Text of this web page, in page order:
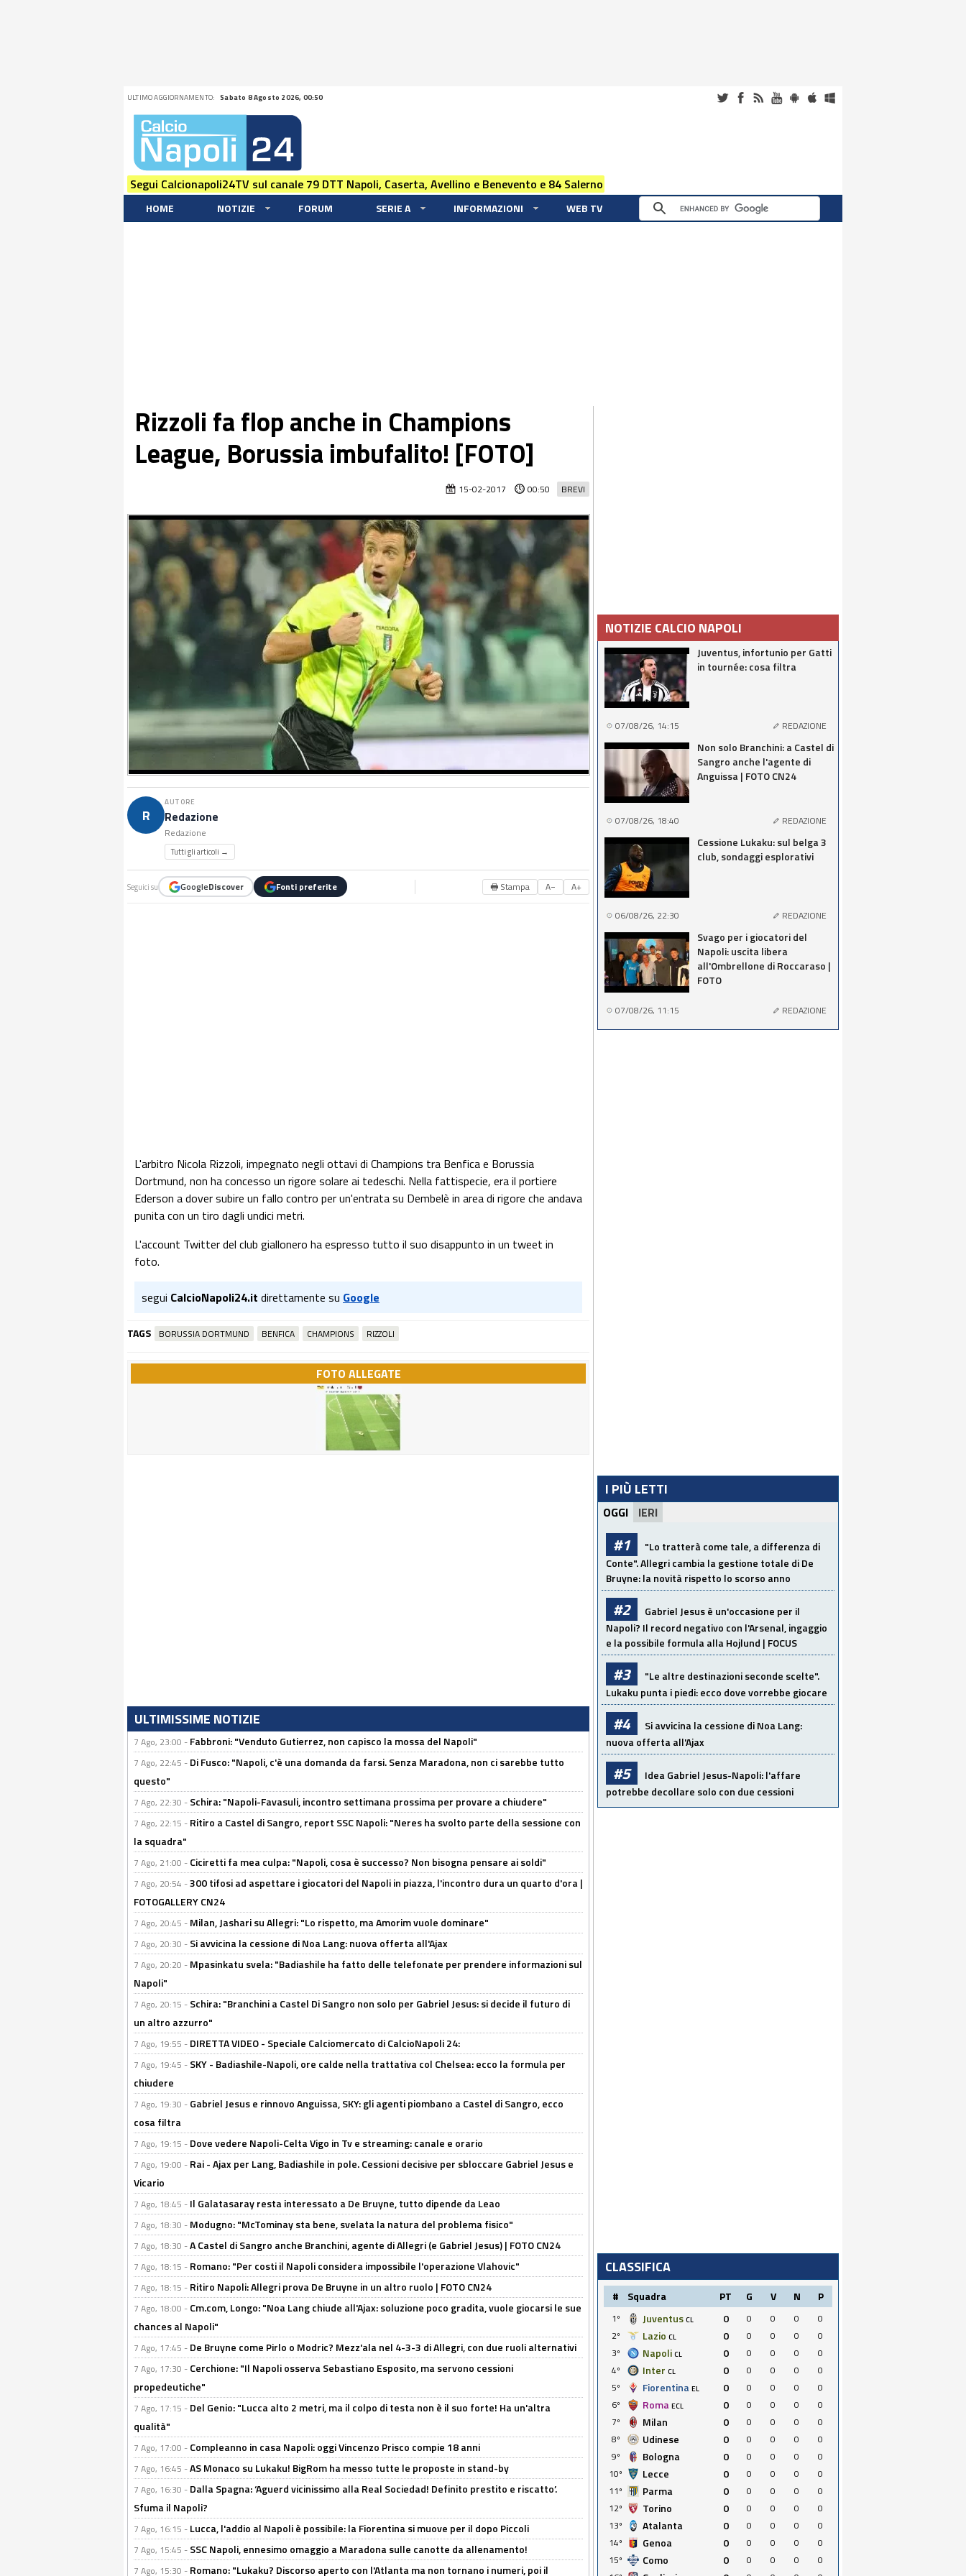
ULTIMO AGGIORNAMENTO: Sabato 8 Agosto 2026, 00:50
Segui Calcionapoli24TV sul canale 79 DTT Napoli, Caserta, Avellino e Benevento e 84 Salerno
HOME NOTIZIE FORUM SERIE A INFORMAZIONI WEB TV
Rizzoli fa flop anche in Champions
League, Borussia imbufalito! [FOTO]
BREVI
15-02-2017 00:50
R
AUTORE
Redazione
Redazione
Tutti gli articoli →
Seguici su GoogleDiscover Fonti preferite 🖶 Stampa A− A+
L'arbitro Nicola Rizzoli, impegnato negli ottavi di Champions tra Benfica e Borussia
Dortmund, non ha concesso un rigore solare ai tedeschi. Nella fattispecie, era il portiere
Ederson a dover subire un fallo contro per un'entrata su Dembelè in area di rigore che andava
punita con un tiro dagli undici metri.
L'account Twitter del club giallonero ha espresso tutto il suo disappunto in un tweet in
foto.
segui CalcioNapoli24.it direttamente su Google
TAGS BORUSSIA DORTMUND BENFICA CHAMPIONS RIZZOLI
FOTO ALLEGATE
ULTIMISSIME NOTIZIE
7 Ago, 23:00 - Fabbroni: "Venduto Gutierrez, non capisco la mossa del Napoli"
7 Ago, 22:45 - Di Fusco: "Napoli, c'è una domanda da farsi. Senza Maradona, non ci sarebbe tutto
questo"
7 Ago, 22:30 - Schira: "Napoli-Favasuli, incontro settimana prossima per provare a chiudere"
7 Ago, 22:15 - Ritiro a Castel di Sangro, report SSC Napoli: "Neres ha svolto parte della sessione con
la squadra"
7 Ago, 21:00 - Ciciretti fa mea culpa: "Napoli, cosa è successo? Non bisogna pensare ai soldi"
7 Ago, 20:54 -300 tifosi ad aspettare i giocatori del Napoli in piazza, l'incontro dura un quarto d'ora |
FOTOGALLERY CN24
7 Ago, 20:45 - Milan, Jashari su Allegri: "Lo rispetto, ma Amorim vuole dominare"
7 Ago, 20:30 - Si avvicina la cessione di Noa Lang: nuova offerta all'Ajax
7 Ago, 20:20 - Mpasinkatu svela: "Badiashile ha fatto delle telefonate per prendere informazioni sul
Napoli"
7 Ago, 20:15 - Schira: "Branchini a Castel Di Sangro non solo per Gabriel Jesus: si decide il futuro di
un altro azzurro"
7 Ago, 19:55 - DIRETTA VIDEO - Speciale Calciomercato di CalcioNapoli 24:
7 Ago, 19:45 - SKY - Badiashile-Napoli, ore calde nella trattativa col Chelsea: ecco la formula per
chiudere
7 Ago, 19:30 - Gabriel Jesus e rinnovo Anguissa, SKY: gli agenti piombano a Castel di Sangro, ecco
cosa filtra
7 Ago, 19:15 - Dove vedere Napoli-Celta Vigo in Tv e streaming: canale e orario
7 Ago, 19:00 - Rai - Ajax per Lang, Badiashile in pole. Cessioni decisive per sbloccare Gabriel Jesus e
Vicario
7 Ago, 18:45 - Il Galatasaray resta interessato a De Bruyne, tutto dipende da Leao
7 Ago, 18:30 - Modugno: "McTominay sta bene, svelata la natura del problema fisico"
7 Ago, 18:30 -A Castel di Sangro anche Branchini, agente di Allegri (e Gabriel Jesus) | FOTO CN24
7 Ago, 18:15 - Romano: "Per costi il Napoli considera impossibile l'operazione Vlahovic"
7 Ago, 18:15 - Ritiro Napoli: Allegri prova De Bruyne in un altro ruolo | FOTO CN24
7 Ago, 18:00 - Cm.com, Longo: "Noa Lang chiude all'Ajax: soluzione poco gradita, vuole giocarsi le sue
chances al Napoli"
7 Ago, 17:45 - De Bruyne come Pirlo o Modric? Mezz'ala nel 4-3-3 di Allegri, con due ruoli alternativi
7 Ago, 17:30 - Cerchione: "Il Napoli osserva Sebastiano Esposito, ma servono cessioni
propedeutiche"
7 Ago, 17:15 - Del Genio: "Lucca alto 2 metri, ma il colpo di testa non è il suo forte! Ha un'altra
qualità"
7 Ago, 17:00 - Compleanno in casa Napoli: oggi Vincenzo Prisco compie 18 anni
7 Ago, 16:45 -AS Monaco su Lukaku! BigRom ha messo tutte le proposte in stand-by
7 Ago, 16:30 - Dalla Spagna: ‘Aguerd vicinissimo alla Real Sociedad! Definito prestito e riscatto’.
Sfuma il Napoli?
7 Ago, 16:15 - Lucca, l'addio al Napoli è possibile: la Fiorentina si muove per il dopo Piccoli
7 Ago, 15:45 - SSC Napoli, ennesimo omaggio a Maradona sulle canotte da allenamento!
7 Ago, 15:30 - Romano: "Lukaku? Discorso aperto con l'Atlanta ma non tornano i numeri, poi il
NOTIZIE CALCIO NAPOLI
Juventus, infortunio per Gatti
in tournée: cosa filtra
07/08/26, 14:15 REDAZIONE
Non solo Branchini: a Castel di
Sangro anche l'agente di
Anguissa | FOTO CN24
07/08/26, 18:40 REDAZIONE
Cessione Lukaku: sul belga 3
club, sondaggi esplorativi
06/08/26, 22:30 REDAZIONE
Svago per i giocatori del
Napoli: uscita libera
all'Ombrellone di Roccaraso |
FOTO
07/08/26, 11:15 REDAZIONE
I PIÙ LETTI
OGGI IERI
#1
"Lo tratterà come tale, a differenza di
Conte". Allegri cambia la gestione totale di De
Bruyne: la novità rispetto lo scorso anno
#2
Gabriel Jesus è un'occasione per il
Napoli? Il record negativo con l'Arsenal, ingaggio
e la possibile formula alla Hojlund | FOCUS
#3
"Le altre destinazioni seconde scelte".
Lukaku punta i piedi: ecco dove vorrebbe giocare
#4
Si avvicina la cessione di Noa Lang:
nuova offerta all'Ajax
#5
Idea Gabriel Jesus-Napoli: l'affare
potrebbe decollare solo con due cessioni
CLASSIFICA
# Squadra PT G V N P
1º Juventus CL 0 0 0 0
0
2º
Lazio CL 0 0 0 0
0
3º
Napoli CL 0 0 0 0
0
4º
Inter CL 0 0 0 0
0
5º
Fiorentina EL 0 0 0 0
0
6º
Roma ECL 0 0 0 0
0
7º
Milan 0 0 0 0
0
8º
Udinese 0 0 0 0
0
9º
Bologna 0 0 0 0
0
10º
Lecce 0 0 0 0
0
11º
Parma 0 0 0 0
0
12º
Torino 0 0 0 0
0
13º
Atalanta 0 0 0 0
0
14º
Genoa 0 0 0 0
0
15º
Como 0 0 0 0
0